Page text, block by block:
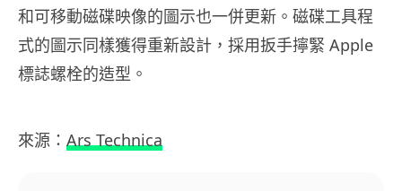
和可移動磁碟映像的圖示也一併更新。磁碟工具程
式的圖示同樣獲得重新設計，採用扳手擰緊 Apple
標誌螺栓的造型。
來源： Ars Technica